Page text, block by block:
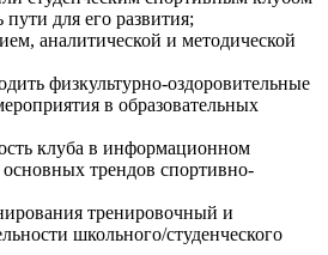
пути для его развития;
аналитической и методической
физкультурно-оздоровительные
в образовательных
клуба в информационном
основных трендов спортивно-
тренировочный и
школьного/студенческого